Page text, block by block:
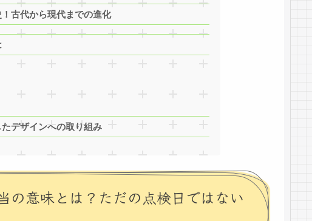
古代から現代までの進化
デザインへの取り組み
意味とは？ただの点検日ではない